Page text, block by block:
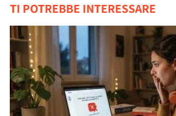
TI POTREBBE INTERESSARE